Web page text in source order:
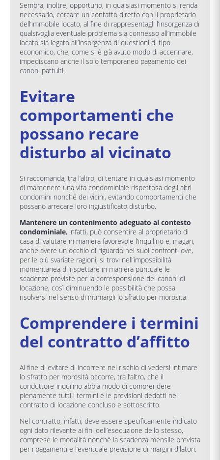
Sembra, inoltre, opportuno, in qualsiasi momento si renda
necessario, cercare un contatto diretto con il proprietario
dell’immobile locato, al fine di rappresentagli l’insorgenza di
qualsivoglia eventuale problema sia connesso all’immobile
locato sia legato all’insorgenza di questioni di tipo
economico, che, come si è già avuto modo di accennare,
impediscano anche il solo temporaneo pagamento dei
canoni pattuiti.
Evitare
comportamenti che
possano recare
disturbo al vicinato
Si raccomanda, tra l’altro, di tentare in qualsiasi momento
di mantenere una vita condominiale rispettosa degli altri
condomini nonché dei vicini, evitando comportamenti che
possano arrecare loro ingiustificato disturbo.
Mantenere un contenimento adeguato al contesto
condominiale, infatti, può consentire al proprietario di
casa di valutare in maniera favorevole l’inquilino e, magari,
anche avere un occhio di riguardo nei suoi confronti ove,
per le più svariate ragioni, si trovi nell’impossibilità
momentanea di rispettare in maniera puntuale le
scadenze previste per la corresponsione dei canoni di
locazione, così diminuendo le possibilità che possa
risolversi nel senso di intimargli lo sfratto per morosità.
Comprendere i termini
del contratto d’affitto
Al fine di evitare di incorrere nel rischio di vedersi intimare
lo sfratto per morosità occorre, tra l’altro, che il
conduttore-inquilino abbia modo di comprendere
pienamente tutti i termini e le previsioni dedotti nel
contratto di locazione concluso e sottoscritto.
Nel contratto, infatti, deve essere specificamente indicato
ogni dato rilevante ai fini dell’esecuzione dello stesso,
comprese le modalità nonché la scadenza mensile prevista
per i pagamenti e l’eventuale previsione di margini dilatori.